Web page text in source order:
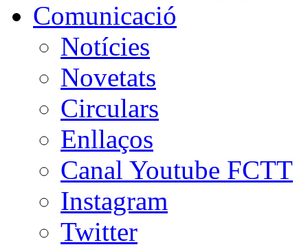
Comunicació
Notícies
Novetats
Circulars
Enllaços
Canal Youtube FCTT
Instagram
Twitter